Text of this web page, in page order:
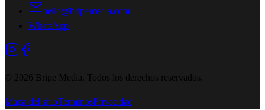
hello@bripemedia.com
WhatsApp
© 2026 Bripe Media. Todos los derechos reservados
Mapa del sitioTérminosPrivacidad